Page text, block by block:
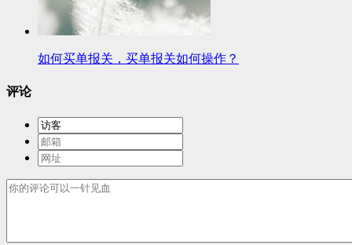
如何买单报关，买单报关如何操作？
评论